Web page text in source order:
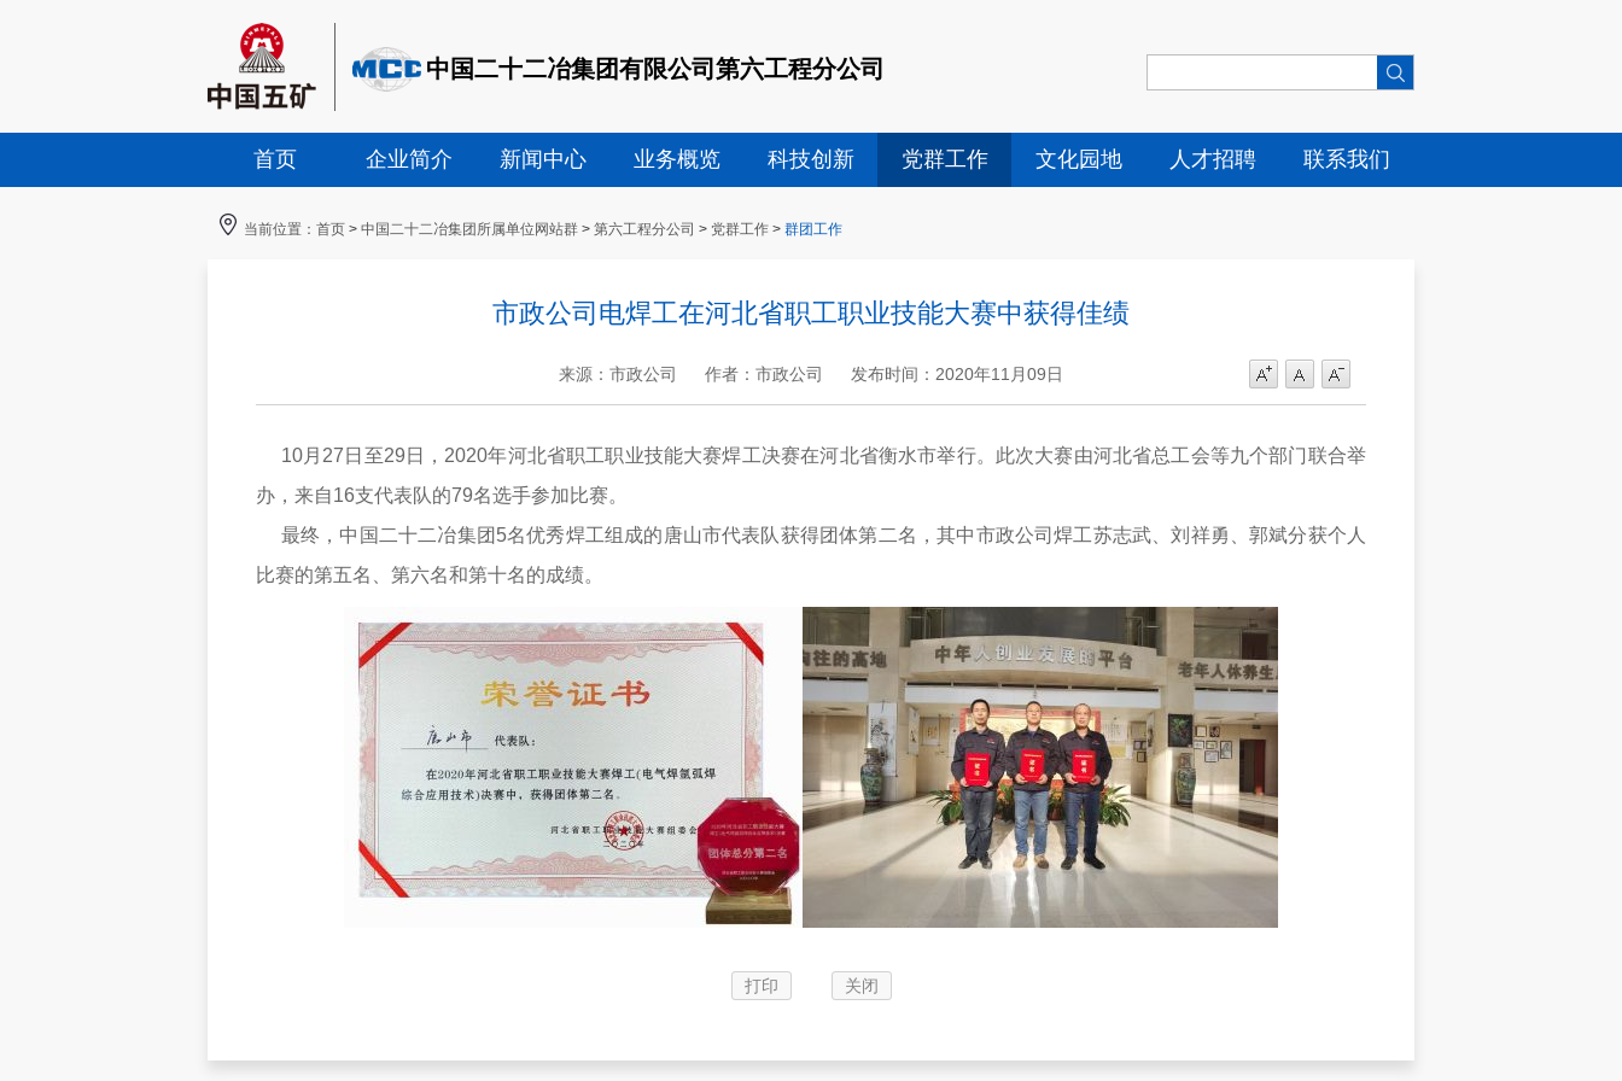
中国二十二冶集团有限公司第六工程分公司
首页 企业简介 新闻中心 业务概览 科技创新 党群工作 文化园地 人才招聘 联系我们
当前位置： 首页 > 中国二十二冶集团所属单位网站群 > 第六工程分公司 > 党群工作 > 群团工作
市政公司电焊工在河北省职工职业技能大赛中获得佳绩
来源：市政公司 作者：市政公司 发布时间：2020年11月09日
+ -
10月27日至29日，2020年河北省职工职业技能大赛焊工决赛在河北省衡水市举行。此次大赛由河北省总工会等九个部门联合举
办，来自16支代表队的79名选手参加比赛。
最终，中国二十二冶集团5名优秀焊工组成的唐山市代表队获得团体第二名，其中市政公司焊工苏志武、刘祥勇、郭斌分获个人
比赛的第五名、第六名和第十名的成绩。
打印 关闭